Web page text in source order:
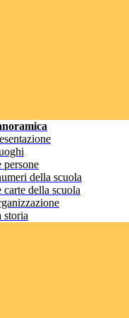
persone
della scuola
carte della scuola
storia